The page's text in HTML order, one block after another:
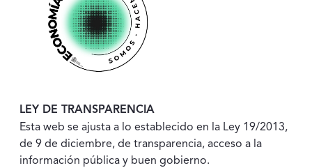
LEY DE TRANSPARENCIA
Esta web se ajusta a lo establecido en la Ley 19/2013,
de 9 de diciembre, de transparencia, acceso a la
información pública y buen gobierno.